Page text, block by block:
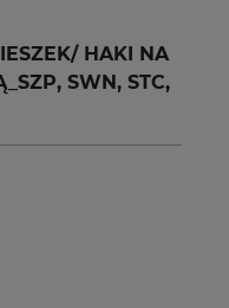
HAKI NA
SWN, STC,